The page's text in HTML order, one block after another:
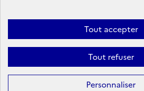
Tout accepter
Tout refuser
Personnaliser
data.gouv.fr
Accessibilité : Partiellement conforme
Sauf mention contraire, tous les contenus de ce